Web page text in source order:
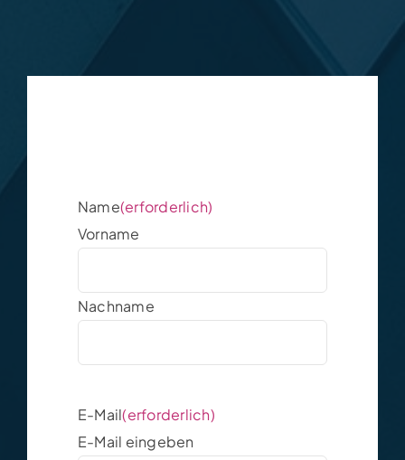
Name(erforderlich)
Vorname
Nachname
E-Mail(erforderlich)
E-Mail eingeben